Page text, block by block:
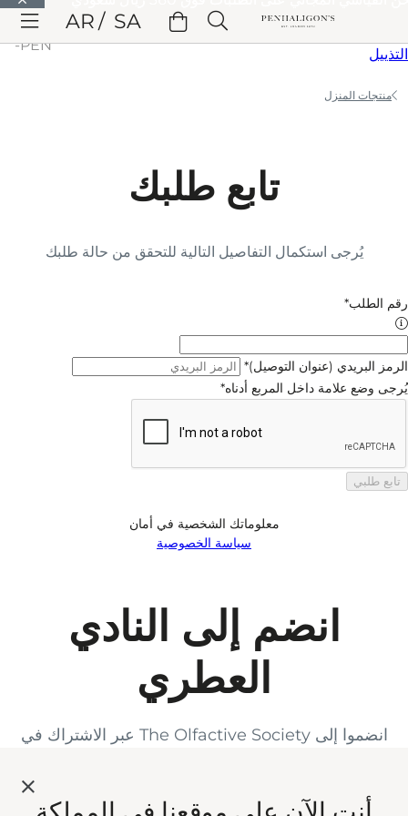
الانتقال إلى الترويسة الانتقال إلى المحتوى الرئيسي
الانتقال إلى
التذييل
SA
AR
منتجات المنزل
تابع طلبك
يُرجى استكمال التفاصيل التالية للتحقق من حالة طلبك
رقم الطلب*
الرمز البريدي (عنوان التوصيل)*
يُرجى وضع علامة داخل المربع أدناه*
تابع طلبي
معلوماتك الشخصية في أمان
سياسة الخصوصية
انضم إلى النادي
العطري
انضموا إلى The Olfactive Society عبر الاشتراك في
إلى جانب أحدث الأخبار والعروض والهدايا المعطّرة مباشرة
إلى بريدكم الإلكتروني. *تُطبّق الشروط والأحكام. الذوق